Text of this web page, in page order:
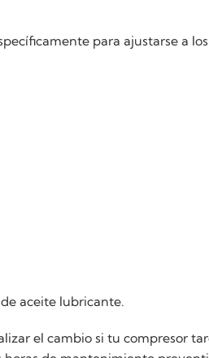
para ajustarse a
aceite lubricante.
el cambio si tu compresor